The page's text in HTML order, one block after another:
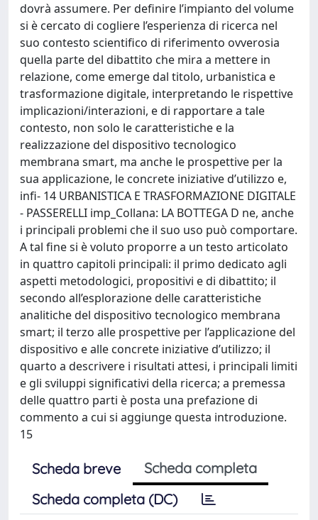
dovrà assumere. Per definire l’impianto del volume
si è cercato di cogliere l’esperienza di ricerca nel
suo contesto scientifico di riferimento ovverosia
quella parte del dibattito che mira a mettere in
relazione, come emerge dal titolo, urbanistica e
trasformazione digitale, interpretando le rispettive
implicazioni/interazioni, e di rapportare a tale
contesto, non solo le caratteristiche e la
realizzazione del dispositivo tecnologico
membrana smart, ma anche le prospettive per la
sua applicazione, le concrete iniziative d’utilizzo e,
infi- 14 URBANISTICA E TRASFORMAZIONE DIGITALE
- PASSERELLI imp_Collana: LA BOTTEGA D ne, anche
i principali problemi che il suo uso può comportare.
A tal fine si è voluto proporre a un testo articolato
in quattro capitoli principali: il primo dedicato agli
aspetti metodologici, propositivi e di dibattito; il
secondo all’esplorazione delle caratteristiche
analitiche del dispositivo tecnologico membrana
smart; il terzo alle prospettive per l’applicazione del
dispositivo e alle concrete iniziative d’utilizzo; il
quarto a descrivere i risultati attesi, i principali limiti
e gli sviluppi significativi della ricerca; a premessa
delle quattro parti è posta una prefazione di
commento a cui si aggiunge questa introduzione.
15
Scheda breve
Scheda completa
Scheda completa (DC)